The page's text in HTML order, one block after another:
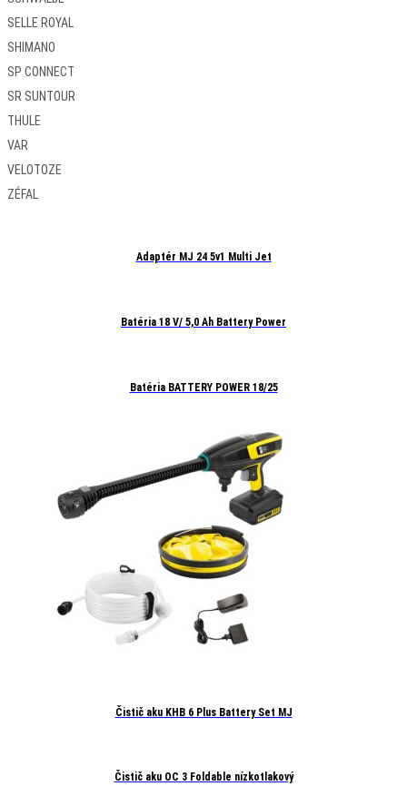
SELLE ROYAL
SHIMANO
SP CONNECT
SR SUNTOUR
THULE
VAR
VELOTOZE
ZÉFAL
Adaptér MJ 24 5v1 Multi Jet
Batéria 18 V/ 5,0 Ah Battery Power
Batéria BATTERY POWER 18/25
Čistič aku KHB 6 Plus Battery Set MJ
Čistič aku OC 3 Foldable nízkotlakový